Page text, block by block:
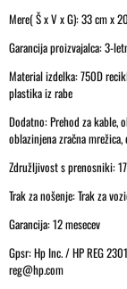
Mere( Š x V x G): 33 cm x
Garancija proizvajalca: 3-
Material izdelka: 750D
plastika iz rabe
Dodatno: Prehod za kable,
oblazinjena zračna
Združljivost s prenosniki:
Trak za nošenje: Trak za
Garancija: 12 mesecev
Gpsr: Hp Inc. / HP REG
reg@hp.com